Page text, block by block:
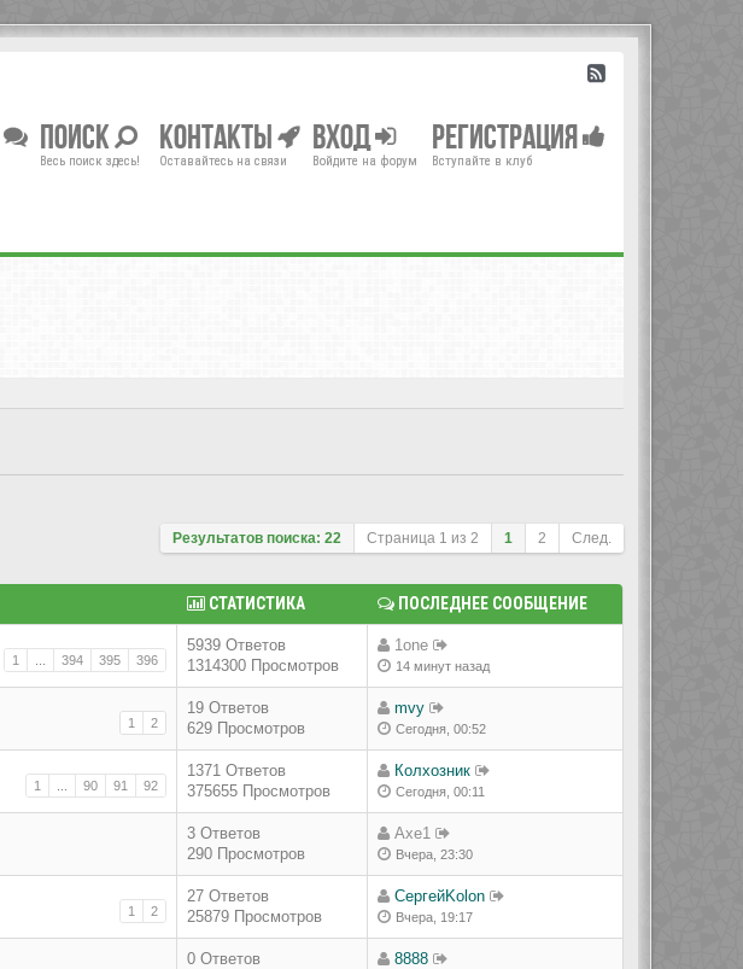
Поиск
Весь поиск здесь!
Контакты
Оставайтесь на связи
Вход
Войдите на форум
Регистрация
Вступайте в клуб
Результатов поиска: 22 Страница 1 из 2 1 2 След.
СТАТИСТИКА ПОСЛЕДНЕЕ СООБЩЕНИЕ
1 394 395 396
5939 Ответов
1314300 Просмотров
1one
14 минут назад
1 2
19 Ответов
629 Просмотров
mvy
Сегодня, 00:52
1 90 91 92
1371 Ответов
375655 Просмотров
Колхозник
Сегодня, 00:11
3 Ответов
290 Просмотров
Axe1
Вчера, 23:30
1 2
27 Ответов
25879 Просмотров
СергейKolon
Вчера, 19:17
0 Ответов
8888